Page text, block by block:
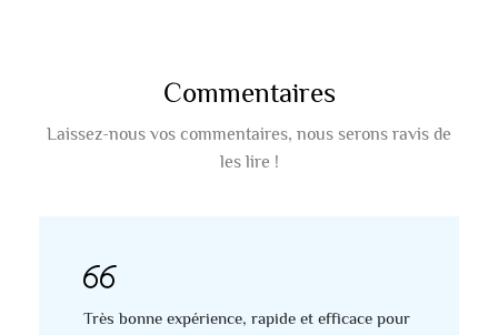
Commentaires
Laissez-nous vos commentaires, nous serons ravis de
les lire !
Très bonne expérience, rapide et efficace pour